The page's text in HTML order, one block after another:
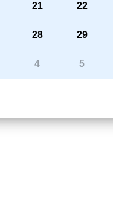
21 22
28 29
4 5